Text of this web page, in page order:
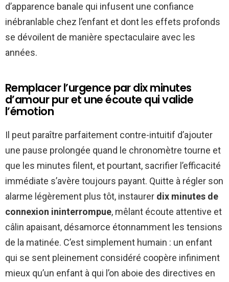
d’apparence banale qui infusent une confiance
inébranlable chez l’enfant et dont les effets profonds
se dévoilent de manière spectaculaire avec les
années.
Remplacer l’urgence par dix minutes
d’amour pur et une écoute qui valide
l’émotion
Il peut paraître parfaitement contre-intuitif d’ajouter
une pause prolongée quand le chronomètre tourne et
que les minutes filent, et pourtant, sacrifier l’efficacité
immédiate s’avère toujours payant. Quitte à régler son
alarme légèrement plus tôt, instaurer dix minutes de
connexion ininterrompue, mêlant écoute attentive et
câlin apaisant, désamorce étonnamment les tensions
de la matinée. C’est simplement humain : un enfant
qui se sent pleinement considéré coopère infiniment
mieux qu’un enfant à qui l’on aboie des directives en